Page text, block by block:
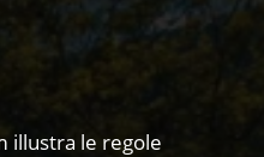
illustra le regole